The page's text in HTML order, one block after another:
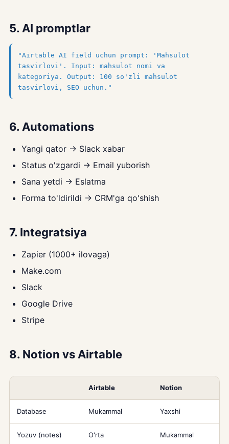
5. AI promptlar
"Airtable AI field uchun prompt: 'Mahsulot
tasvirlovi'. Input: mahsulot nomi va
kategoriya. Output: 100 so'zli mahsulot
tasvirlovi, SEO uchun."
6. Automations
Yangi qator → Slack xabar
Status o'zgardi → Email yuborish
Sana yetdi → Eslatma
Forma to'ldirildi → CRM'ga qo'shish
7. Integratsiya
Zapier (1000+ ilovaga)
Make.com
Slack
Google Drive
Stripe
8. Notion vs Airtable
Airtable Notion
Database Mukammal Yaxshi
Yozuv (notes) O'rta Mukammal